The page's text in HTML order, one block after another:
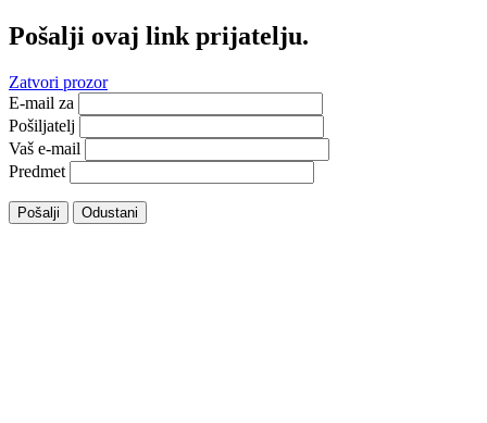
Pošalji ovaj link prijatelju.
Zatvori prozor
E-mail za
Pošiljatelj
Vaš e-mail
Predmet
Pošalji Odustani